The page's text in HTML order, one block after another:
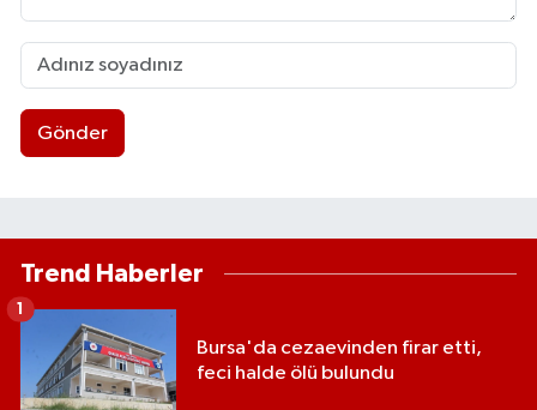
Gönder
Trend Haberler
Bursa'da cezaevinden firar etti,
feci halde ölü bulundu
1